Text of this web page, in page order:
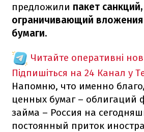
предложили пакет санкций,
ограничивающий
бумаги.
Читайте оперативні
Підпишіться на 24 Канал у
Напомню, что именно
ценных бумаг – облигаций
займа – Россия на
постоянный приток